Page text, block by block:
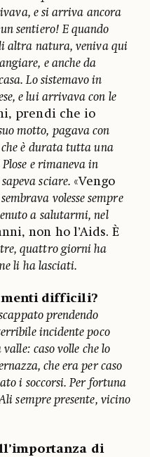
e si arriva ancora
sentiero! E quando
altra natura, veniva qui
e anche da
Lo sistemavo in
e lui arrivava con le
prendi che io
motto, pagava con
che è durata tutta una
e rimaneva in
sciare. «Vengo
volesse sempre
a salutarmi, nel
non ho l’Aids. È
quattro giorni ha
li ha lasciati.
difficili?
prendendo
incidente poco
caso volle che lo
che era per caso
i soccorsi. Per fortuna
sempre presente, vicino
di